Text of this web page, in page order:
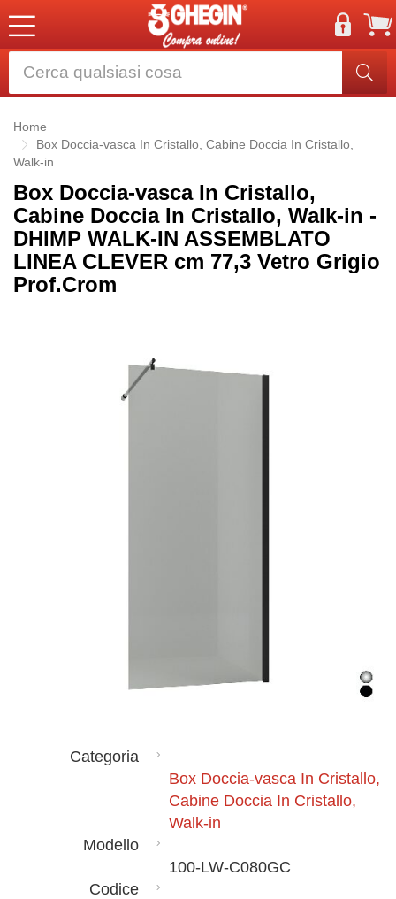
Home
Box Doccia-vasca In Cristallo, Cabine Doccia In Cristallo,
Walk-in
Box Doccia-vasca In Cristallo,
Cabine Doccia In Cristallo, Walk-in -
DHIMP WALK-IN ASSEMBLATO
LINEA CLEVER cm 77,3 Vetro Grigio
Prof.Crom
Categoria
Box Doccia-vasca In Cristallo,
Cabine Doccia In Cristallo,
Walk-in
Modello
100-LW-C080GC
Codice